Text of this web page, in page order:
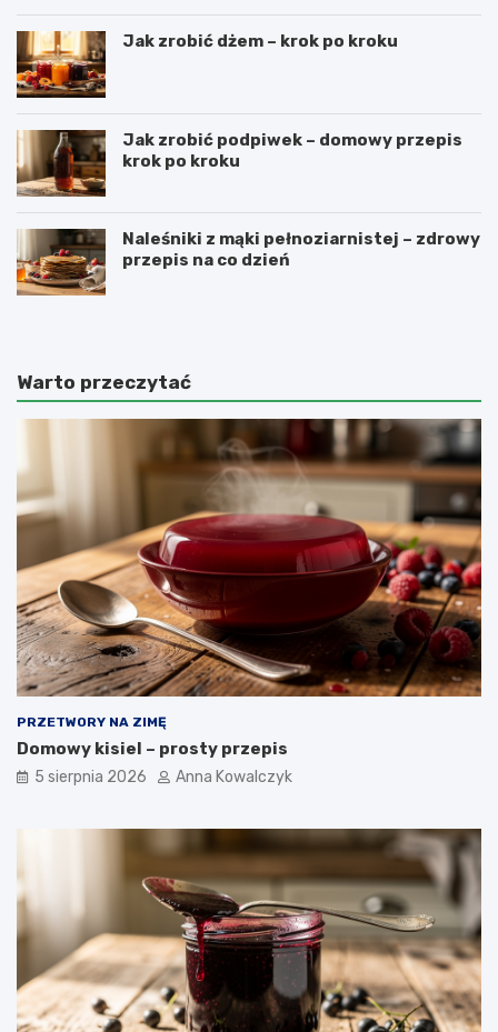
Jak zrobić dżem – krok po kroku
Jak zrobić podpiwek – domowy przepis
krok po kroku
Naleśniki z mąki pełnoziarnistej – zdrowy
przepis na co dzień
Warto przeczytać
PRZETWORY NA ZIMĘ
Domowy kisiel – prosty przepis
5 sierpnia 2026 Anna Kowalczyk